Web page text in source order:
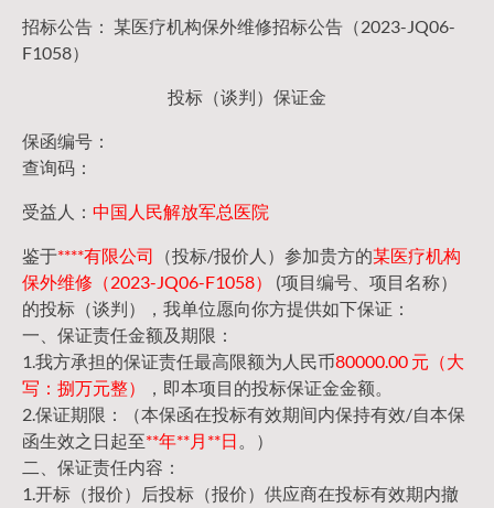
招标公告： 某医疗机构保外维修招标公告（2023-JQ06-
F1058）
投标（谈判）保证金
保函编号：
查询码：
受益人： 中国人民解放军总医院
鉴于****有限公司 （投标/报价人）参加贵方的某医疗机构
保外维修（2023-JQ06-F1058）
(项目编号、项目名称）
的投标（谈判），我单位愿向你方提供如下保证：
一、保证责任金额及期限：
1.我方承担的保证责任最高限额为人民币80000.00 元（大
写：捌万元整）
，即本项目的投标保证金金额。
2.保证期限：（本保函在投标有效期间内保持有效/自本保
函生效之日起至**年**月**日 。）
二、保证责任内容：
1.开标（报价）后投标（报价）供应商在投标有效期内撤